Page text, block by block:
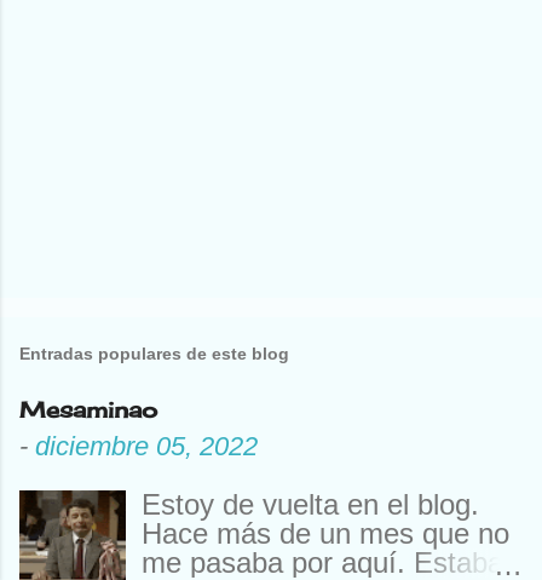
Entradas populares de este blog
Mesaminao
- diciembre 05, 2022
Estoy de vuelta en el blog.
Hace más de un mes que no
me pasaba por aquí. Estaba